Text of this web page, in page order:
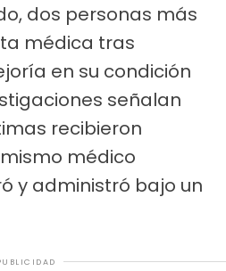
dos personas más
médica tras
en su condición
señalan
recibieron
médico
y administró bajo un